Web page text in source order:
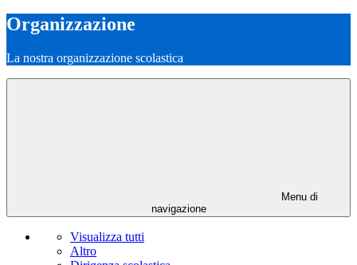
Organizzazione
La nostra organizzazione scolastica
Menu di
navigazione
Visualizza tutti
Altro